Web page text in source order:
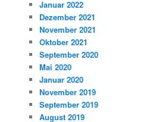
Januar 2022
Dezember 2021
November 2021
Oktober 2021
September 2020
Mai 2020
Januar 2020
November 2019
September 2019
August 2019